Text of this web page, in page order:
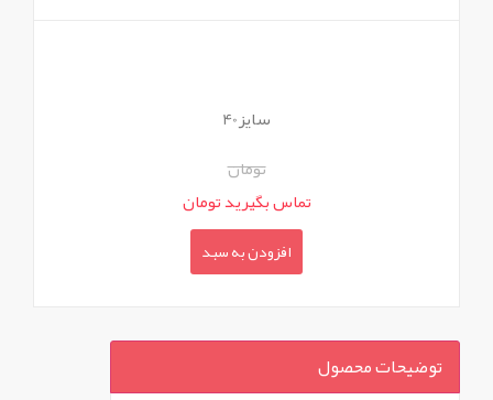
سایز40
تومان
تماس بگیرید تومان
افزودن به سبد
توضیحات محصول